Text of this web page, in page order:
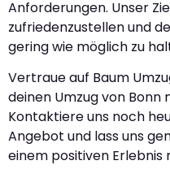
Anforderungen. Unser
zufriedenzustellen und
gering wie möglich zu
Vertraue auf Baum
deinen Umzug von Bonn
Kontaktiere uns noch
Angebot und lass uns
einem positiven Erlebnis